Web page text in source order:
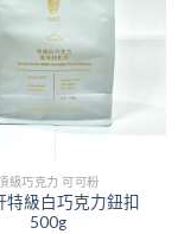
級巧克力 可可粉
特級白巧克力鈕扣
500g